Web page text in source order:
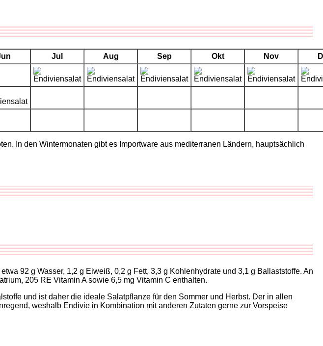
Jul Aug Sep Okt Nov
In den Wintermonaten gibt es Importware aus mediterranen Ländern, hauptsächlich
92 g Wasser, 1,2 g Eiweiß, 0,2 g Fett, 3,3 g Kohlenhydrate und 3,1 g Ballaststoffe. An
205 RE Vitamin A sowie 6,5 mg Vitamin C enthalten.
und ist daher die ideale Salatpflanze für den Sommer und Herbst. Der in allen
weshalb Endivie in Kombination mit anderen Zutaten gerne zur Vorspeise